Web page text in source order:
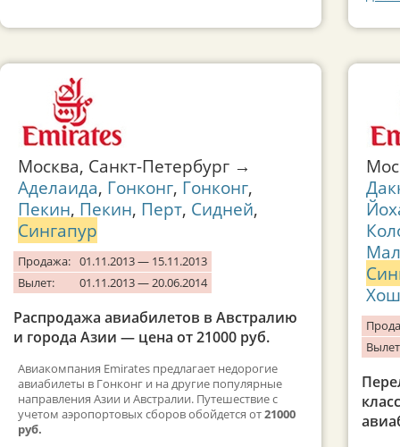
Москва, Санкт-Петербург →
Аделаида, Гонконг, Гонконг,
Пекин, Пекин, Перт, Сидней,
Сингапур
Продажа: 01.11.2013 — 15.11.2013
Вылет:
01.11.2013 — 20.06.2014
Распродажа авиабилетов в Австралию
и города Азии — цена от 21000 руб.
Авиакомпания Emirates предлагает недорогие
авиабилеты в Гонконг и на другие популярные
направления Азии и Австралии. Путешествие с
учетом аэропортовых сборов обойдется от21000
руб.